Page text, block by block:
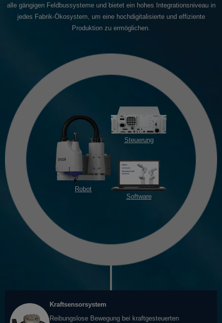
alle gängigen Feldbussysteme und bietet ein hohes Integrationsniveau in
jedes Fabrik-Ökosystem, um eine hochdigitalisierte und effiziente
Produktion zu ermöglichen.
Robot
Steuerung
Software
Kraftsensorsystem
Reibungslose Bewegung bei kraftgesteuerten